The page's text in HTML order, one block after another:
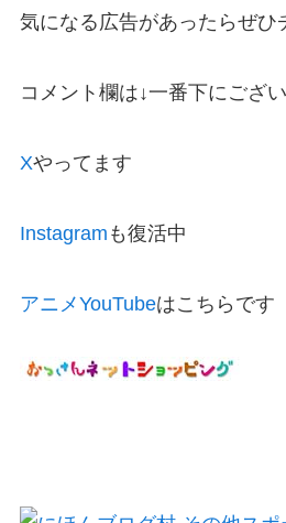
気になる広告があったらぜひ
コメント欄は↓一番下にござい
Xやってます
Instagram も復活中
アニメYouTubeはこちらです